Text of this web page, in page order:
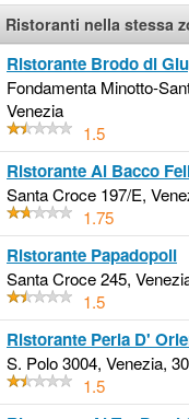
Ristoranti nella stessa
Ristorante Brodo di
Fondamenta Minotto-
Venezia
1.5
Ristorante Al Bacco
Santa Croce 197/E,
1.75
Ristorante Papadopoli
Santa Croce 245,
1.5
Ristorante Perla D'
S. Polo 3004, Venezia,
1.5